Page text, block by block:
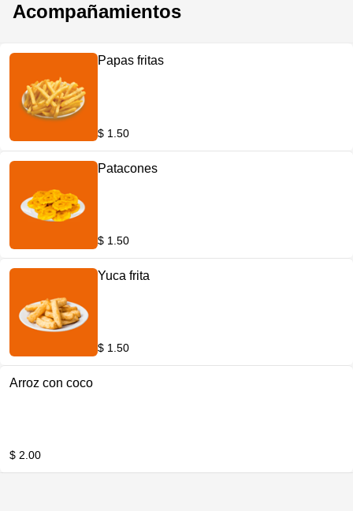
Acompañamientos
Papas fritas
$ 1.50
Patacones
$ 1.50
Yuca frita
$ 1.50
Arroz con coco
$ 2.00